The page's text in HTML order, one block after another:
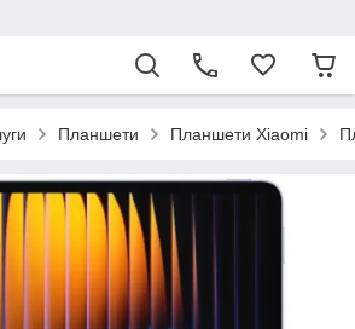
Планшети Планшети Xiaomi